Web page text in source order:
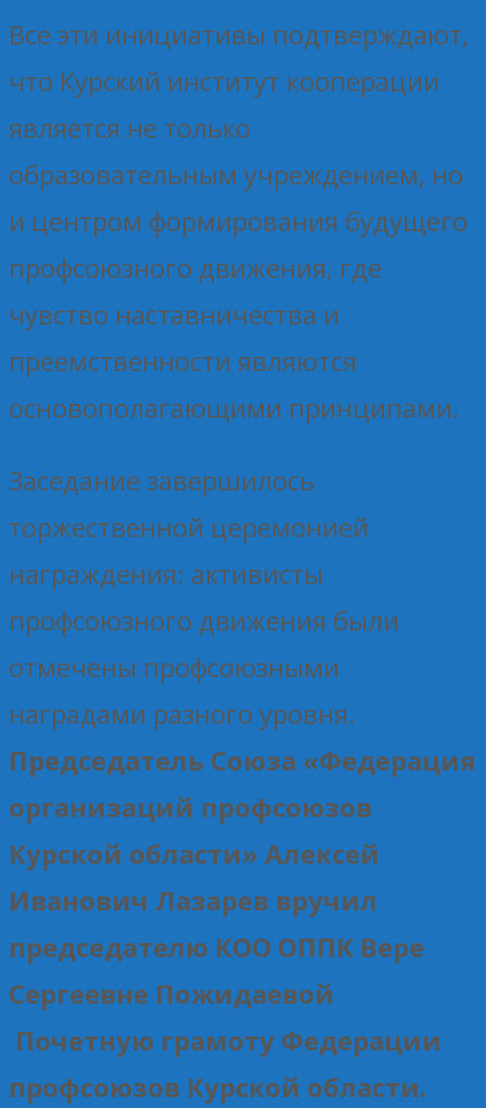
Все эти инициативы подтверждают,
что Курский институт кооперации
является не только
образовательным учреждением, но
и центром формирования будущего
профсоюзного движения, где
чувство наставничества и
преемственности являются
основополагающими принципами.
Заседание завершилось
торжественной церемонией
награждения: активисты
профсоюзного движения были
отмечены профсоюзными
наградами разного уровня.
Председатель Союза «Федерация
организаций профсоюзов
Курской области» Алексей
Иванович Лазарев вручил
председателю КОО ОППК Вере
Сергеевне Пожидаевой
Почетную грамоту Федерации
профсоюзов Курской области.